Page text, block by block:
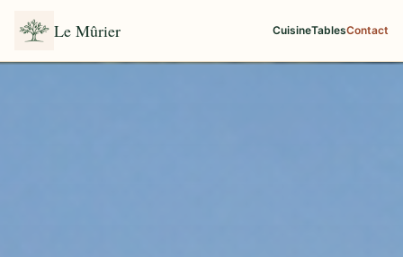
Le Mûrier CuisineTablesContact